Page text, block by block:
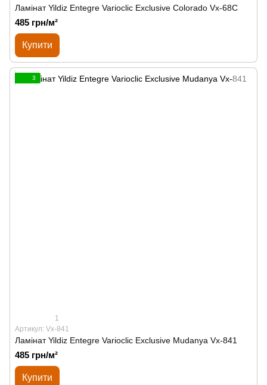
Ламінат Yildiz Entegre Varioclic Exclusive Сolorado Vx-68C
485 грн/м²
Купити
3
1
Артикул: Vx-841
Ламінат Yildiz Entegre Varioclic Exclusive Mudanya Vx-841
485 грн/м²
Купити